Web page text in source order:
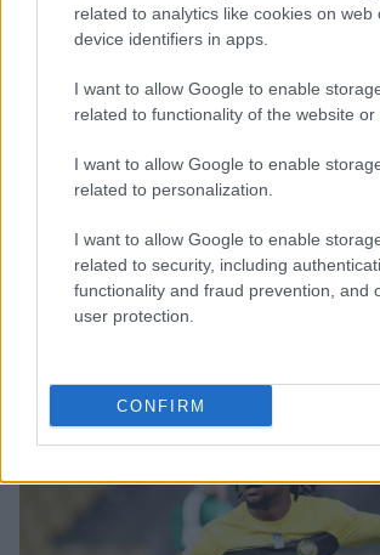
related to analytics like cookies on web
device identifiers in apps.
I want to allow Google to enable
related to functionality of the website or
I want to allow Google to enable
related to personalization.
I want to allow Google to enable
related to security, including
functionality and fraud prevention, and
user protection.
CONFIRM
BEST OF